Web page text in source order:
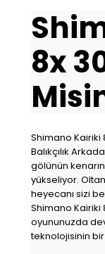
8x
Shimano Kairiki
Balıkçılık
gölünün
yükseliyor.
heyecanı sizi
Shimano Kairiki
oyununuzda
teknolojisinin bir